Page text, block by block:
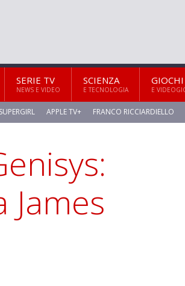
SERIE TV
NEWS E VIDEO
SCIENZA
E TECNOLOGIA
GIOCHI
E
SUPERGIRL APPLE TV+ FRANCO RICCIARDIELLO